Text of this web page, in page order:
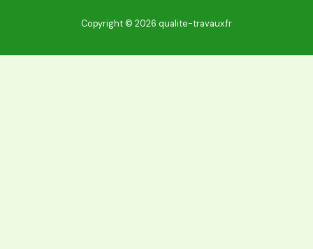
Copyright © 2026 qualite-travaux.fr